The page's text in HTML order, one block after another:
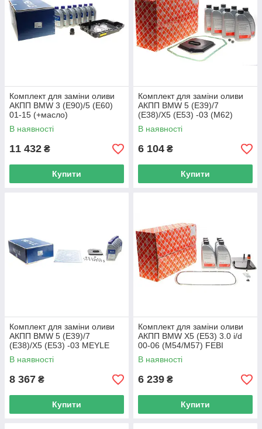
Комплект для заміни оливи
АКПП BMW 3 (E90)/5 (E60)
01-15 (+масло)
M47/M54/M57/N43/N45/N47/N
5 300 135 1004 UA62
В наявності
11 432 ₴
Купити
Комплект для заміни оливи
АКПП BMW 5 (E39)/7
(E38)/X5 (E53) -03 (M62)
FEBI BILSTEIN 176879 UA62
В наявності
6 104 ₴
Купити
Комплект для заміни оливи
АКПП BMW 5 (E39)/7
(E38)/X5 (E53) -03 MEYLE
300 135 0002 UA62
В наявності
8 367 ₴
Купити
Комплект для заміни оливи
АКПП BMW X5 (E53) 3.0 i/d
00-06 (M54/M57) FEBI
BILSTEIN 176891 UA62
В наявності
6 239 ₴
Купити